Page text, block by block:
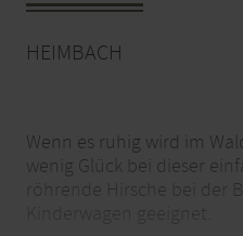
HEIMBACH
Wenn es ruhig wird im
wenig Glück bei dieser
röhrende Hirsche bei der